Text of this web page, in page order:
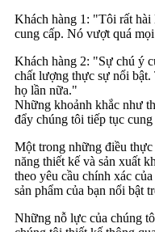
Khách hàng 1: "Tôi rất hài
cung cấp. Nó vượt quá
Khách hàng 2: "Sự chú ý
chất lượng thực sự nổi bật.
họ lần nữa."
Những khoảnh khắc như
đẩy chúng tôi tiếp tục
Một trong những điều
năng thiết kế và sản xuất
theo yêu cầu chính xác
sản phẩm của bạn nổi bật
Những nỗ lực của chúng